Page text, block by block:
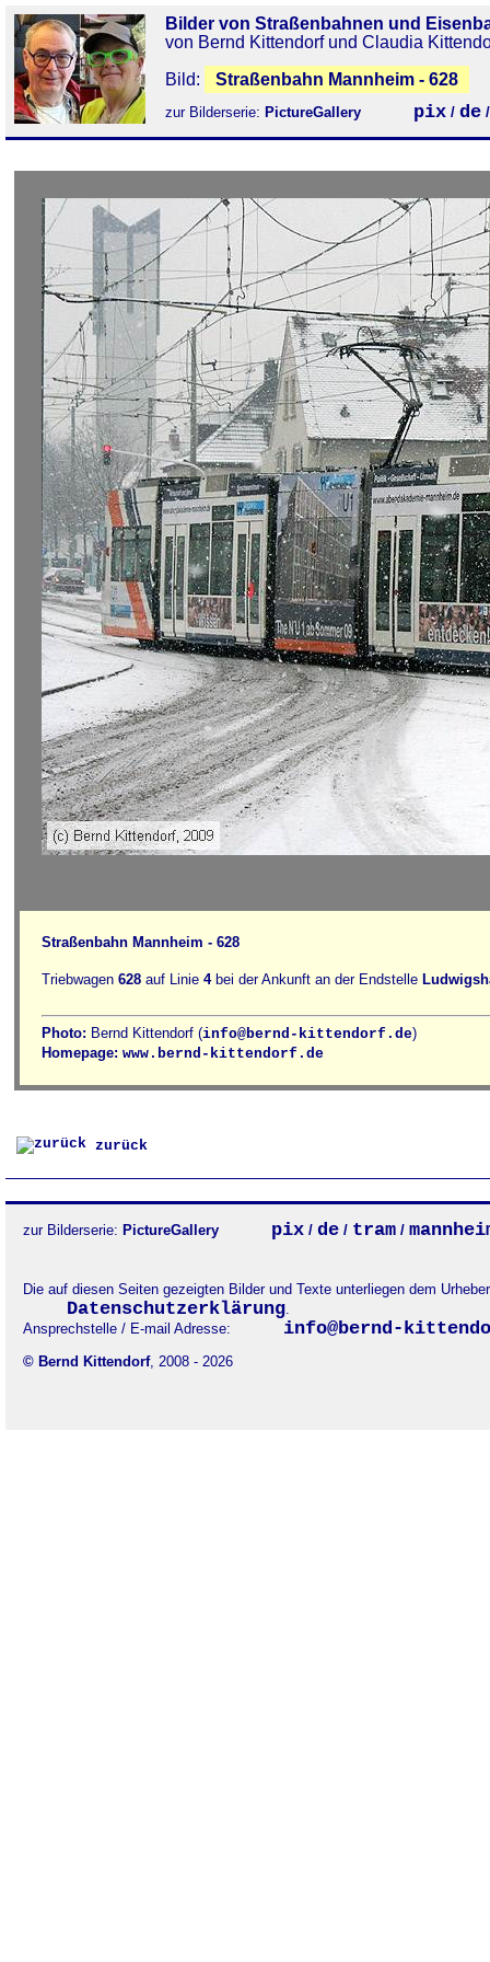
Bilder von Straßenbahnen und
von Bernd Kittendorf und Claudia
Bild:
Straßenbahn Mannheim - 628
zur Bilderserie: PictureGallery pix / de
Straßenbahn Mannheim - 628
Triebwagen 628 auf Linie 4bei der Ankunft an der Endstelle
Photo: Bernd Kittendorf (info@bernd-kittendorf.de)
Homepage: www.bernd-kittendorf.de
zurück
zur Bilderserie: PictureGallery pix / de / tram /
Die auf diesen Seiten gezeigten Bilder und Texte unterliegen dem
Datenschutzerklärung.
Ansprechstelle / E-mail Adresse:
info@bernd-
© Bernd Kittendorf, 2008 - 2026